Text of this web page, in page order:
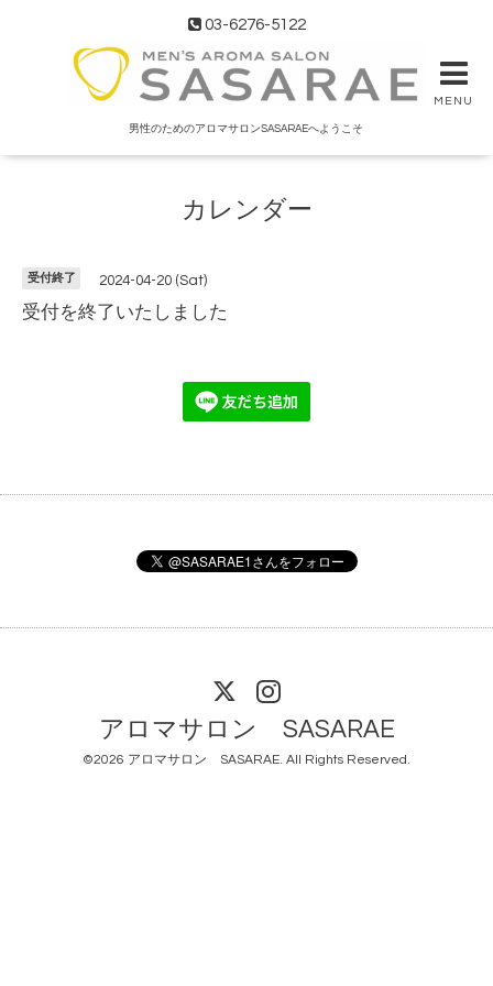
03-6276-5122
MENU
男性のためのアロマサロンSASARAEへようこそ
カレンダー
受付終了 2024-04-20 (Sat)
受付を終了いたしました
アロマサロン SASARAE
©2026 アロマサロン SASARAE. All Rights Reserved.